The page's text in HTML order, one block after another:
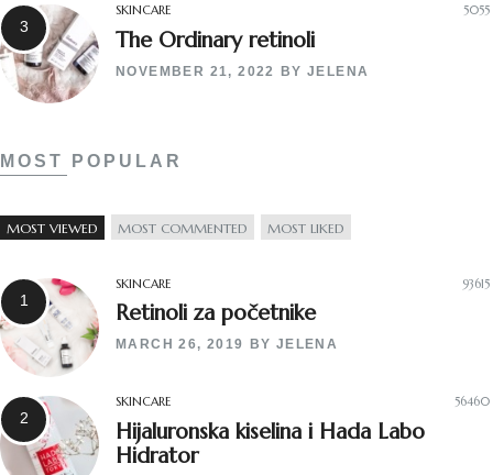
SKINCARE 5055
The Ordinary retinoli
NOVEMBER 21, 2022 BYJELENA
MOST POPULAR
MOST VIEWED MOST COMMENTED MOST LIKED
SKINCARE 93615
Retinoli za početnike
MARCH 26, 2019 BY JELENA
SKINCARE 56460
Hijaluronska kiselina i Hada Labo
Hidrator